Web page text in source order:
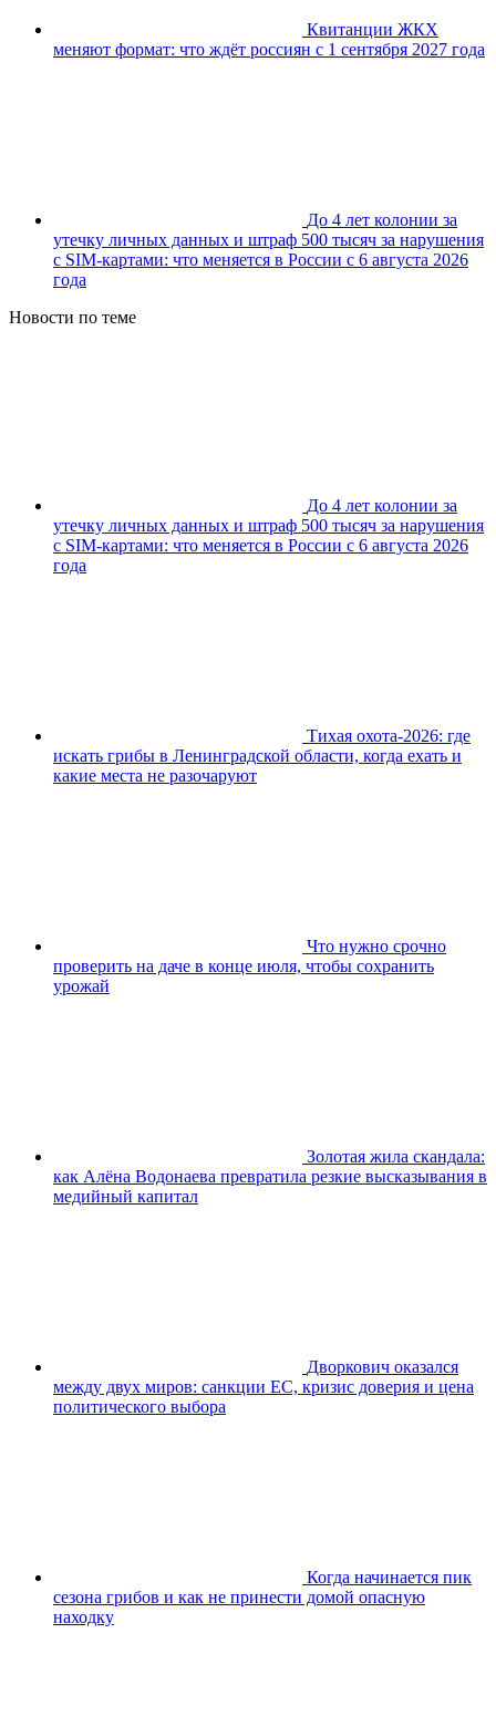
Квитанции ЖКХ
меняют формат: что ждёт россиян с 1 сентября 2027 года
До 4 лет колонии за
утечку личных данных и штраф 500 тысяч за нарушения
с SIM-картами: что меняется в России с 6 августа 2026
года
Новости по теме
До 4 лет колонии за
утечку личных данных и штраф 500 тысяч за нарушения
с SIM-картами: что меняется в России с 6 августа 2026
года
Тихая охота-2026: где
искать грибы в Ленинградской области, когда ехать и
какие места не разочаруют
Что нужно срочно
проверить на даче в конце июля, чтобы сохранить
урожай
Золотая жила скандала:
как Алёна Водонаева превратила резкие высказывания в
медийный капитал
Дворкович оказался
между двух миров: санкции ЕС, кризис доверия и цена
политического выбора
Когда начинается пик
сезона грибов и как не принести домой опасную
находку